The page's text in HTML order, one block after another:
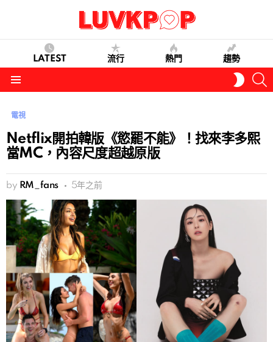
LATEST 流行 熱門 趨勢
SKIN
電視
Netflix開拍韓版《慾罷不能》！找來李多熙
當MC，內容尺度超越原版
by RM_fans 5年之前